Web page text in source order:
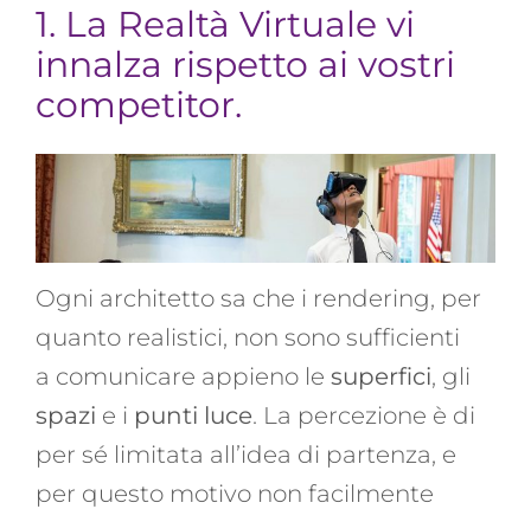
1. La Realtà Virtuale vi
innalza rispetto ai vostri
competitor.
Ogni architetto sa che i rendering, per
quanto realistici, non sono sufficienti
a comunicare appieno le superfici, gli
spazi e i punti luce. La percezione è di
per sé limitata all’idea di partenza, e
per questo motivo non facilmente